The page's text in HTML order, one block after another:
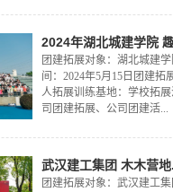
2024年湖北城建学院
团建拓展对象：湖北城建
间：2024年5月15日团建拓
人拓展训练基地：学校拓
司团建拓展、公司团建活...
武汉建工集团 木木营地
团建拓展对象：武汉建工集